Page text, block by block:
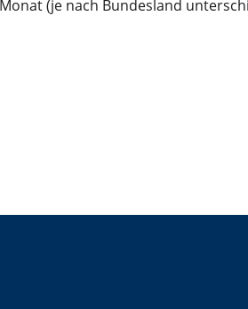
(je nach Bundesland